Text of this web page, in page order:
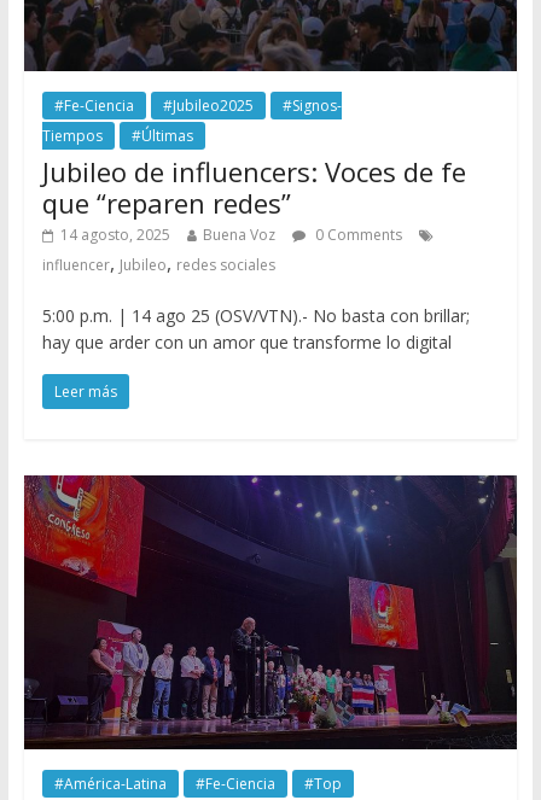
#Fe-Ciencia #Jubileo2025
#Signos-
Tiempos
#Últimas
Jubileo de influencers: Voces de fe
que “reparen redes”
14 agosto, 2025 Buena Voz
0 Comments
influencer, Jubileo, redes sociales
5:00 p.m. | 14 ago 25 (OSV/VTN).- No basta con brillar;
hay que arder con un amor que transforme lo digital
Leer más
#América-Latina #Fe-Ciencia #Top